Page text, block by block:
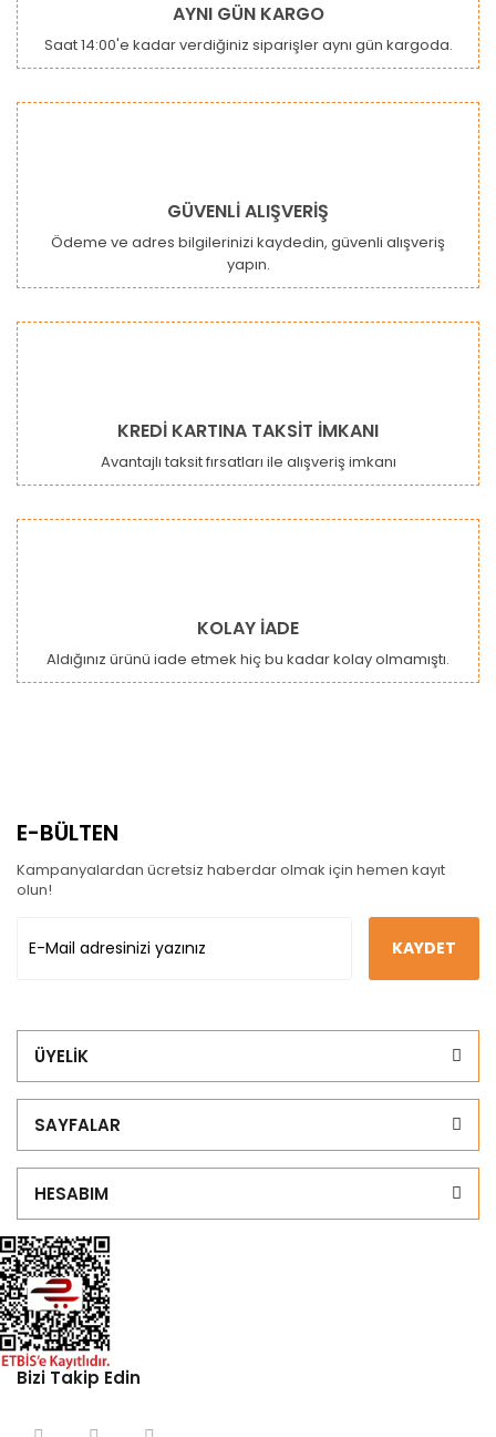
Ürün açıklamasında eksik bilgiler bulunuyor.
Ürün bilgilerinde hatalar bulunuyor.
Gönder
AYNI GÜN KARGO
Saat 14:00'e kadar verdiğiniz siparişler aynı gün kargoda.
GÜVENLİ ALIŞVERİŞ
Ödeme ve adres bilgilerinizi kaydedin, güvenli alışveriş
yapın.
KREDİ KARTINA TAKSİT İMKANI
Avantajlı taksit fırsatları ile alışveriş imkanı
KOLAY İADE
Aldığınız ürünü iade etmek hiç bu kadar kolay olmamıştı.
E-BÜLTEN
Kampanyalardan ücretsiz haberdar olmak için hemen kayıt
olun!
KAYDET
ÜYELİK
SAYFALAR
HESABIM
Bizi Takip Edin